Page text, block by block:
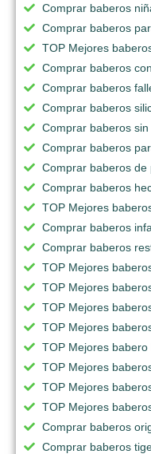
Comprar baberos
Comprar baberos
TOP Mejores
Comprar baberos
Comprar baberos
Comprar baberos
Comprar baberos
Comprar baberos
Comprar baberos de
Comprar baberos
TOP Mejores
Comprar baberos
Comprar baberos
TOP Mejores
TOP Mejores
TOP Mejores
TOP Mejores
TOP Mejores babero
TOP Mejores
TOP Mejores
TOP Mejores
Comprar baberos
Comprar baberos